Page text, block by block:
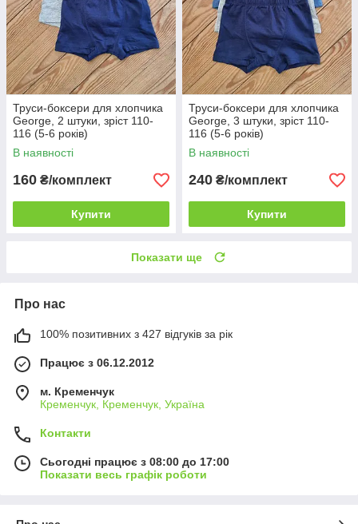
Труси-боксери для хлопчика
George, 2 штуки, зріст 110-
116 (5-6 років)
В наявності
160 ₴/комплект
Купити
Труси-боксери для хлопчика
George, 3 штуки, зріст 110-
116 (5-6 років)
В наявності
240 ₴/комплект
Купити
Показати ще
Про нас
100% позитивних з 427 відгуків за рік
Працює з 06.12.2012
м. Кременчук
Кременчук, Кременчук, Україна
Контакти
Сьогодні працює з 08:00 до 17:00
Показати весь графік роботи